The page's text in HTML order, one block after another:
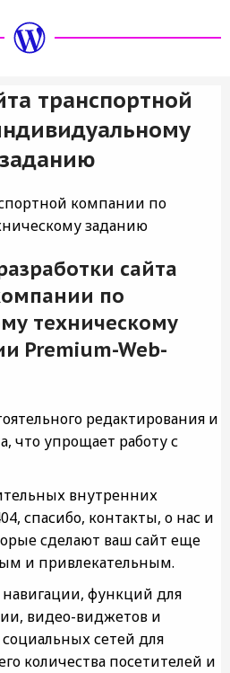
транспортной
компании по
заданию
сайта
по
техническому
Premium-Web-
редактирования и
что упрощает работу с
внутренних
спасибо, контакты, о нас и
сделают ваш сайт еще
и привлекательным.
навигации, функций для
видео-виджетов и
сетей для
количества посетителей и